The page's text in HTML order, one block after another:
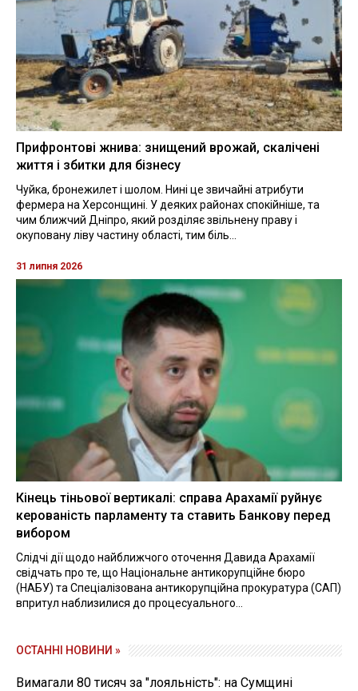
Прифронтові жнива: знищений врожай, скалічені
життя і збитки для бізнесу
Чуйка, бронежилет і шолом. Нині це звичайні атрибути
фермера на Херсонщині. У деяких районах спокійніше, та
чим ближчий Дніпро, який розділяє звільнену праву і
окуповану ліву частину області, тим біль...
31 липня 2026
Кінець тіньової вертикалі: справа Арахамії руйнує
керованість парламенту та ставить Банкову перед
вибором
Слідчі дії щодо найближчого оточення Давида Арахамії
свідчать про те, що Національне антикорупційне бюро
(НАБУ) та Спеціалізована антикорупційна прокуратура (САП)
впритул наблизилися до процесуального...
ОСТАННІ НОВИНИ »
Вимагали 80 тисяч за "лояльність": на Сумщині